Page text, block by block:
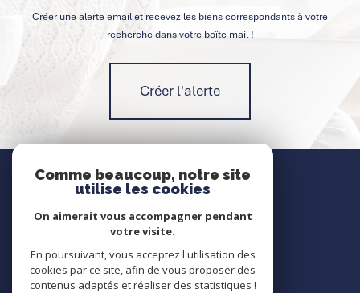
Créer une alerte email et recevez les biens correspondants à votre
recherche dans votre boîte mail !
Créer l'alerte
Nous contacter
Contact
Nous suivre
Comme beaucoup, notre site
utilise les cookies
On aimerait vous accompagner pendant
votre visite.
En poursuivant, vous acceptez l'utilisation des
cookies par ce site, afin de vous proposer des
contenus adaptés et réaliser des statistiques !